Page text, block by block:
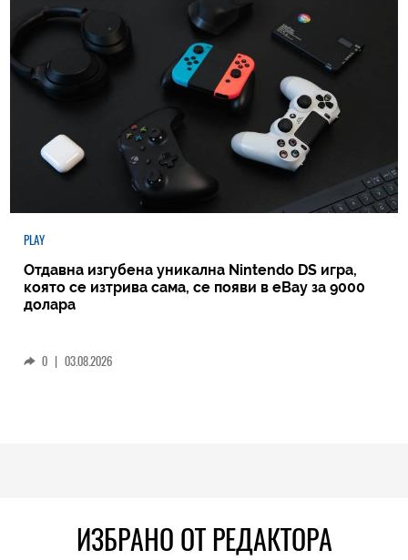
PLAY
Отдавна изгубена уникална Nintendo DS игра,
която се изтрива сама, се появи в eBay за 9000
долара
0 | 03.08.2026
ИЗБРАНО ОТ РЕДАКТОРА